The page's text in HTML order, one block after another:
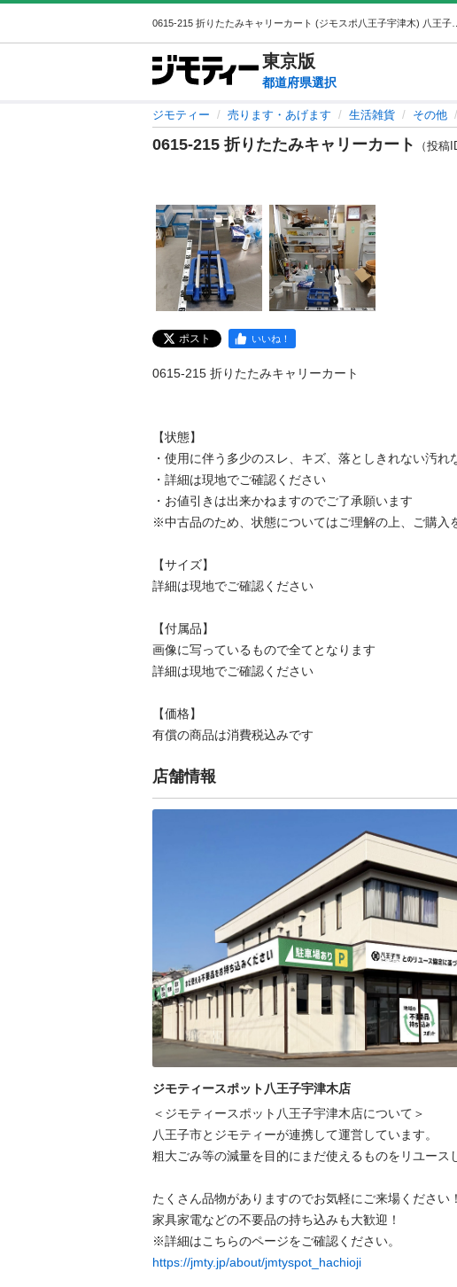
東京版
都道府県選択
ジモティー 売ります・あげます 生活雑貨 その他
0615-215 折りたたみキャリーカート
（投稿
ポスト いいね！
0615-215 折りたたみキャリーカート
【状態】
・使用に伴う多少のスレ、キズ、落としきれない汚れ
・詳細は現地でご確認ください
・お値引きは出来かねますのでご了承願います
※中古品のため、状態についてはご理解の上、ご購入
【サイズ】
詳細は現地でご確認ください
【付属品】
画像に写っているもので全てとなります
詳細は現地でご確認ください
【価格】
有償の商品は消費税込みです
店舗情報
ジモティースポット八王子宇津木店
＜ジモティースポット八王子宇津木店について＞
八王子市とジモティーが連携して運営しています。
粗⼤ごみ等の減量を⽬的にまだ使えるものをリユース
たくさん品物がありますのでお気軽にご来場ください！
家具家電などの不要品の持ち込みも大歓迎！
https://jmty.jp/about/jmtyspot_hachioji